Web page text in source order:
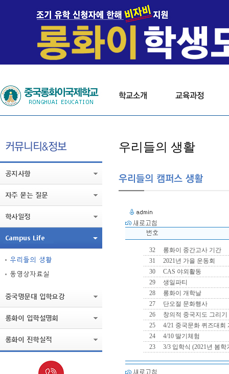
우리들의 생활
32
롱화이 중간고사 기간
31
2021년 가을 운동회
30
CAS 야외활동
29
생일파티
28
롱화이 개학날
27
단오절 문화행사
26
창의적 중국지도 그리기
25
4/21 중국문화 퀴즈대회
24
4/10 딸기체험
23
3/3 입학식 (2021년 봄학